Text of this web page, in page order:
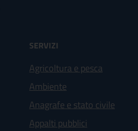
SERVIZI
Agricoltura e pesca
Ambiente
Anagrafe e stato civile
Appalti pubblici